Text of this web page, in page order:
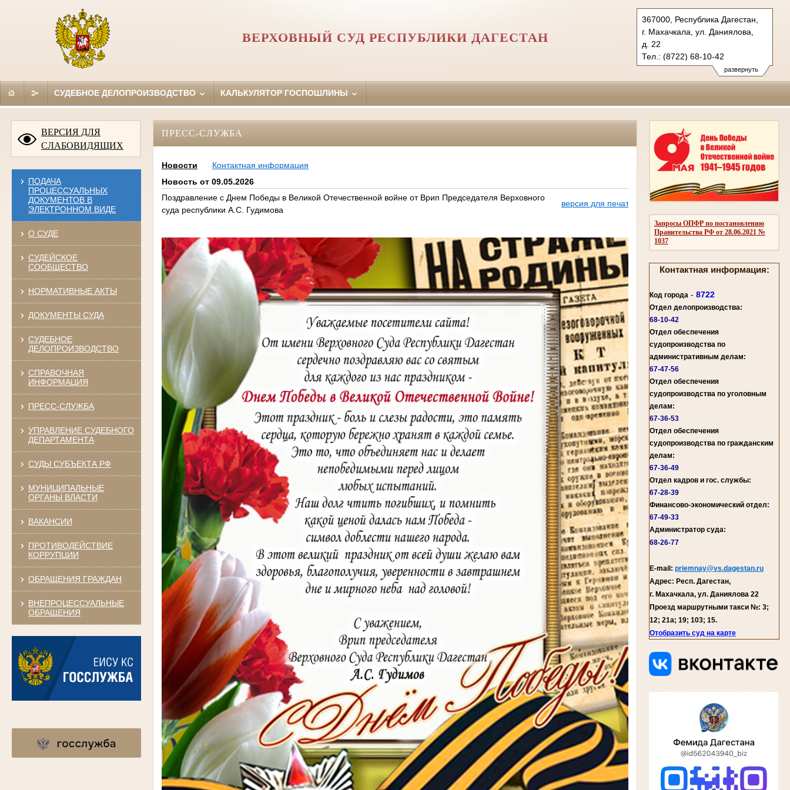
развернуть
367000, Республика Дагестан,
г. Махачкала, ул. Даниялова,
д. 22
Тел.: (8722) 68-10-42
vs.dag@sudrf.ru
ВЕРХОВНЫЙ СУД РЕСПУБЛИКИ ДАГЕСТАН
СУДЕБНОЕ ДЕЛОПРОИЗВОДСТВО КАЛЬКУЛЯТОР ГОСПОШЛИНЫ
ВЕРСИЯ ДЛЯ
СЛАБОВИДЯЩИХ
ПОДАЧА
ПРОЦЕССУАЛЬНЫХ
ДОКУМЕНТОВ В
ЭЛЕКТРОННОМ ВИДЕ
О СУДЕ
СУДЕЙСКОЕ
СООБЩЕСТВО
НОРМАТИВНЫЕ АКТЫ
ДОКУМЕНТЫ СУДА
СУДЕБНОЕ
ДЕЛОПРОИЗВОДСТВО
СПРАВОЧНАЯ
ИНФОРМАЦИЯ
ПРЕСС-СЛУЖБА
УПРАВЛЕНИЕ СУДЕБНОГО
ДЕПАРТАМЕНТА
СУДЫ СУБЪЕКТА РФ
МУНИЦИПАЛЬНЫЕ
ОРГАНЫ ВЛАСТИ
ВАКАНСИИ
ПРОТИВОДЕЙСТВИЕ
КОРРУПЦИИ
ОБРАЩЕНИЯ ГРАЖДАН
ВНЕПРОЦЕССУАЛЬНЫЕ
ОБРАЩЕНИЯ
Запросы ОПФР по постановлению
Правительства РФ от 28.06.2021 №
1037
Контактная информация:
Код города - 8722
Отдел делопроизводства:
68-10-42
Отдел обеспечения
судопроизводства по
административным делам:
67-47-56
Отдел обеспечения
судопроизводства по уголовным
делам:
67-36-53
Отдел обеспечения
судопроизводства по гражданским
делам:
67-36-49
Отдел кадров и гос. службы:
67-28-39
Финансово-экономический отдел:
67-49-33
Администратор суда:
68-26-77
E-mail: priemnay@vs.dagestan.ru
Адрес: Респ. Дагестан,
г. Махачкала, ул. Даниялова 22
Проезд маршрутными такси №: 3;
12; 21а; 19; 103; 15.
Отобразить суд на карте
ПРЕСС-СЛУЖБА
Новости
Контактная информация
Новость от 09.05.2026
Поздравление с Днем Победы в Великой Отечественной войне от Врип Председателя Верховного
суда республики А.С. Гудимова
версия для печати